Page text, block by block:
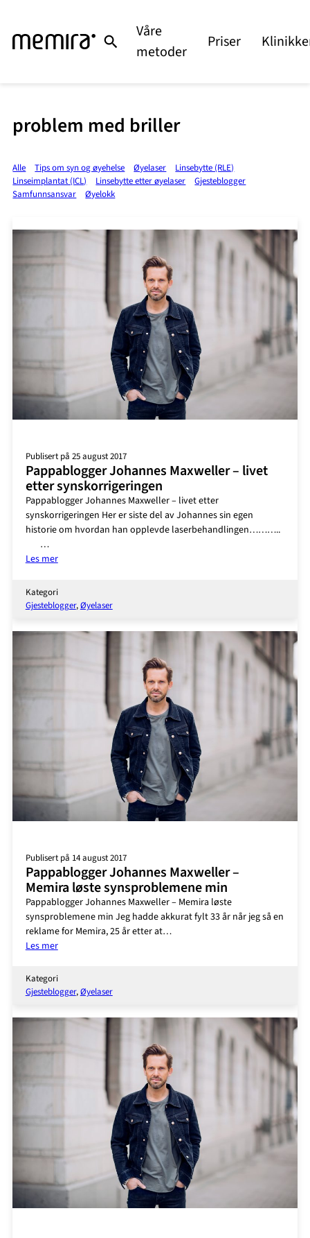
Våre
metoder
Priser
problem med briller
Alle Tips om syn og øyehelse Øyelaser
Linsebytte (RLE)
Linseimplantat (ICL)
Linsebytte etter øyelaser
Gjesteblogger
Samfunnsansvar
Øyelokk
Publisert på 25 august 2017
Pappablogger Johannes Maxweller – livet
etter synskorrigeringen
Pappablogger Johannes Maxweller – livet etter
synskorrigeringen Her er siste del av Johannes sin egen
historie om hvordan han opplevde laserbehandlingen………..
…
Les mer:
Johannes
Maxweller
livet
synskorrigeringen
Kategori
Gjesteblogger, Øyelaser
Publisert på 14 august 2017
Pappablogger Johannes Maxweller –
Memira løste synsproblemene min
Pappablogger Johannes Maxweller – Memira løste
synsproblemene min Jeg hadde akkurat fylt 33 år når jeg så en
reklame for Memira, 25 år etter at…
Les mer:
Johannes
Maxweller
Memira
synsproblemene
Kategori
Gjesteblogger, Øyelaser